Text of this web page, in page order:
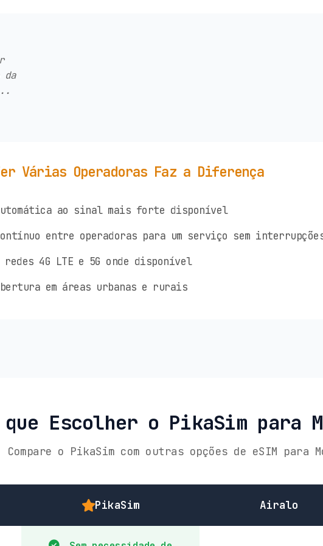
da
Várias Operadoras Faz a Diferença
automática ao sinal mais forte disponível
entre operadoras para um serviço sem
redes 4G LTE e 5G onde disponível
em áreas urbanas e rurais
Escolher o PikaSim para
Compare o PikaSim com outras opções de eSIM para
PikaSim Airalo